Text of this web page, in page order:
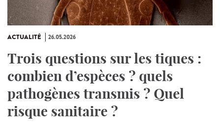
ACTUALITÉ 26.05.2026
Trois questions sur les tiques :
combien d’espèces ? quels
pathogènes transmis ? Quel
risque sanitaire ?